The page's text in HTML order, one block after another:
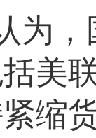
为
美
缩